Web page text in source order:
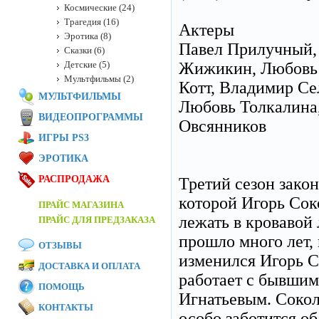
Актеры
Павел
Жижикин, Любовь
Котт, Владимир
Любовь
Овсянников
Третий сезон
которой Игорь
лежать в
прошло много лет,
изменился Игорь
работает с
Игнатьевым.
Космические (24)
Трагедия (16)
Эротика (8)
Сказки (6)
Детские (5)
Мультфильмы (2)
МУЛЬТФИЛЬМЫ
ВИДЕОПРОГРАММЫ
ИГРЫ PS3
ЭРОТИКА
РАСПРОДАЖА
ПРАЙС МАГАЗИНА
ПРАЙС ДЛЯ ПРЕДЗАКАЗА
ОТЗЫВЫ
ДОСТАВКА И ОПЛАТА
ПОМОЩЬ
КОНТАКТЫ